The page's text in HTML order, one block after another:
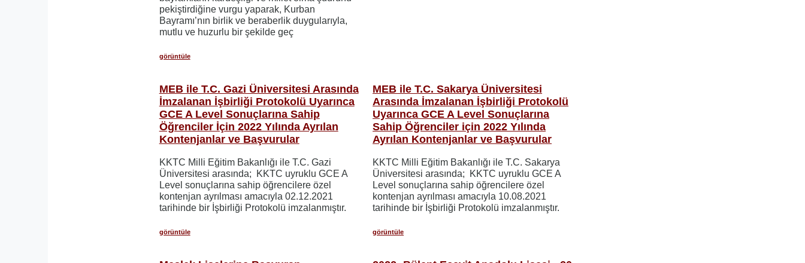
pekiştirdiğine vurgu yaparak, Kurban
Bayramı’nın birlik ve beraberlik duygularıyla,
mutlu ve huzurlu bir şekilde geç
görüntüle
MEB ile T.C. Gazi Üniversitesi Arasında
İmzalanan İşbirliği Protokolü Uyarınca
GCE A Level Sonuçlarına Sahip
Öğrenciler İçin 2022 Yılında Ayrılan
Kontenjanlar ve Başvurular
KKTC Milli Eğitim Bakanlığı ile T.C. Gazi
Üniversitesi arasında; KKTC uyruklu GCE A
Level sonuçlarına sahip öğrencilere özel
kontenjan ayrılması amacıyla 02.12.2021
tarihinde bir İşbirliği Protokolü imzalanmıştır.
görüntüle
MEB ile T.C. Sakarya Üniversitesi
Arasında İmzalanan İşbirliği Protokolü
Uyarınca GCE A Level Sonuçlarına
Sahip Öğrenciler için 2022 Yılında
Ayrılan Kontenjanlar ve Başvurular
KKTC Milli Eğitim Bakanlığı ile T.C. Sakarya
Üniversitesi arasında; KKTC uyruklu GCE A
Level sonuçlarına sahip öğrencilere özel
kontenjan ayrılması amacıyla 10.08.2021
tarihinde bir İşbirliği Protokolü imzalanmıştır.
görüntüle